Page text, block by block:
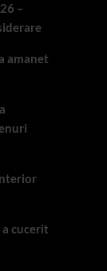
–
amanet
cucerit